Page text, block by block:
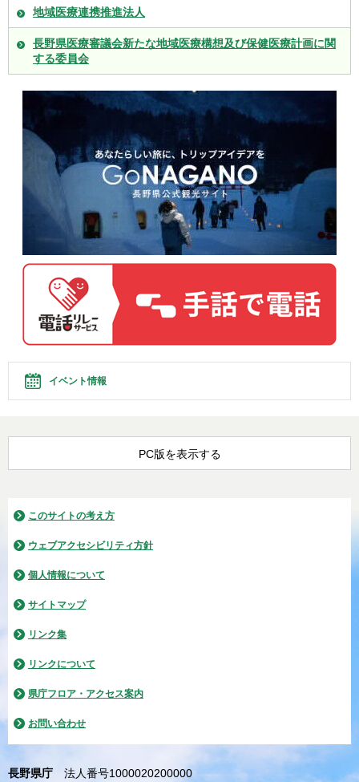
地域医療連携推進法人
長野県医療審議会新たな地域医療構想及び保健医療計画に関
する委員会
イベント情報
PC版を表示する
このサイトの考え方
ウェブアクセシビリティ方針
個人情報について
サイトマップ
リンク集
リンクについて
県庁フロア・アクセス案内
お問い合わせ
長野県庁 法人番号1000020200000